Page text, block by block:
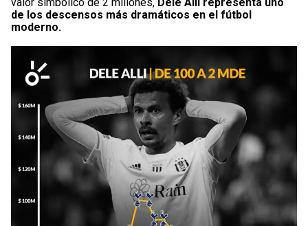
valor simbólico de 2 millones, Dele Alli representa uno
de los descensos más dramáticos en el fútbol
moderno.